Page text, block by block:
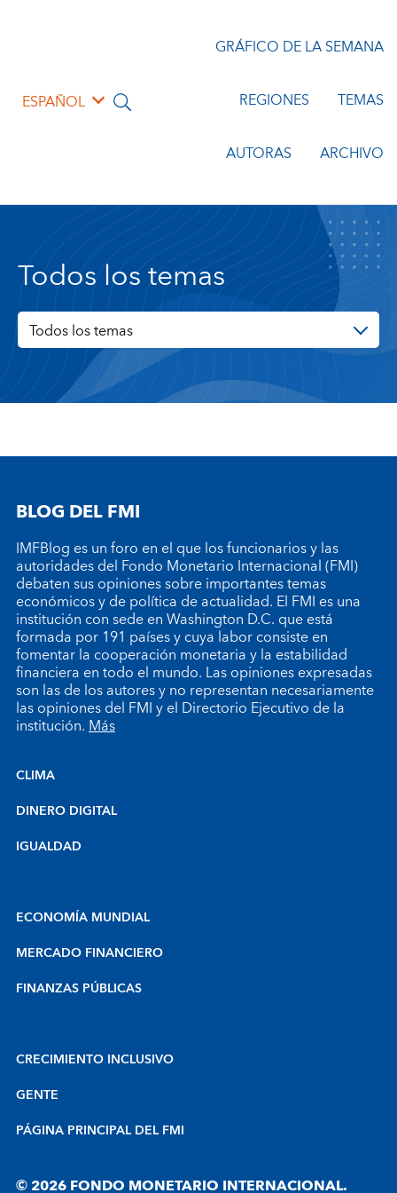
ESPAÑOL
GRÁFICO DE LA SEMANA
REGIONES TEMAS
AUTORAS ARCHIVO
Todos los temas
Todos los temas
BLOG DEL FMI
IMFBlog es un foro en el que los funcionarios y las
autoridades del Fondo Monetario Internacional (FMI)
debaten sus opiniones sobre importantes temas
económicos y de política de actualidad. El FMI es una
institución con sede en Washington D.C. que está
formada por 191 países y cuya labor consiste en
fomentar la cooperación monetaria y la estabilidad
financiera en todo el mundo. Las opiniones expresadas
son las de los autores y no representan necesariamente
las opiniones del FMI y el Directorio Ejecutivo de la
institución.Más
CLIMA
DINERO DIGITAL
IGUALDAD
ECONOMÍA MUNDIAL
MERCADO FINANCIERO
FINANZAS PÚBLICAS
CRECIMIENTO INCLUSIVO
GENTE
PÁGINA PRINCIPAL DEL FMI
© 2026 FONDO MONETARIO INTERNACIONAL.